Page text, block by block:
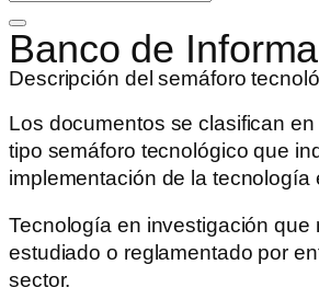
Banco de
Descripción del semáforo
Los documentos se clasifican
tipo semáforo tecnológico que
implementación de la tecnología
Tecnología en investigación que
estudiado o reglamentado por
sector.